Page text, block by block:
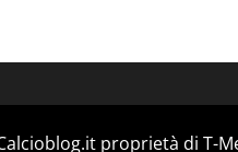
proprietà di T-